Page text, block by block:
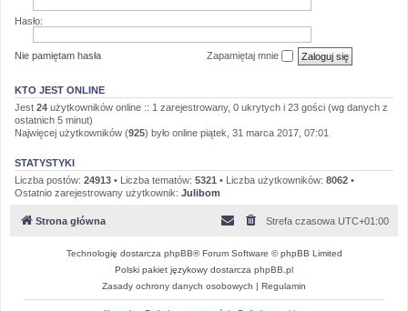
Hasło:
Nie pamiętam hasła Zapamiętaj mnie
KTO JEST ONLINE
Jest 24 użytkowników online :: 1 zarejestrowany, 0 ukrytych i 23 gości (wg danych z
ostatnich 5 minut)
Najwięcej użytkowników (925) było online piątek, 31 marca 2017, 07:01
STATYSTYKI
Liczba postów: 24913 • Liczba tematów: 5321 • Liczba użytkowników: 8062 •
Ostatnio zarejestrowany użytkownik: Julibom
Strona główna Strefa czasowa UTC+01:00
Technologię dostarcza phpBB® Forum Software © phpBB Limited
Polski pakiet językowy dostarcza phpBB.pl
Zasady ochrony danych osobowych | Regulamin